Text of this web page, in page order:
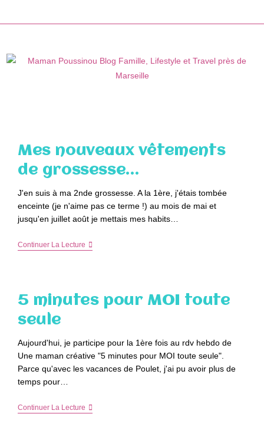
Mes nouveaux vêtements
de grossesse…
J'en suis à ma 2nde grossesse. A la 1ère, j'étais tombée
enceinte (je n'aime pas ce terme !) au mois de mai et
jusqu'en juillet août je mettais mes habits…
Continuer La LectureMes
5 minutes pour MOI toute
seule
Aujourd'hui, je participe pour la 1ère fois au rdv hebdo de
Une maman créative "5 minutes pour MOI toute seule".
Parce qu'avec les vacances de Poulet, j'ai pu avoir plus de
temps pour…
Continuer La Lecture5